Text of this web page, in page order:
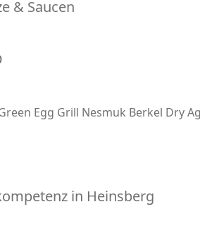
& Saucen
Egg Grill Nesmuk Berkel Dry
in Heinsberg